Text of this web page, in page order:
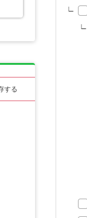
する